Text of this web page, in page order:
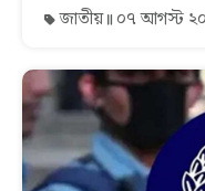
জাতীয় ০৭ আগস্ট